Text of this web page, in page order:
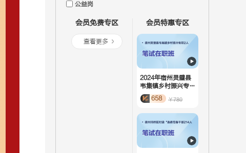
公益岗
会员免费专区
查看更多
会员特惠专区
2024年宿州灵璧县
韦集镇乡村振兴专职
人员招聘2人-笔试
在职班
658 ￥780